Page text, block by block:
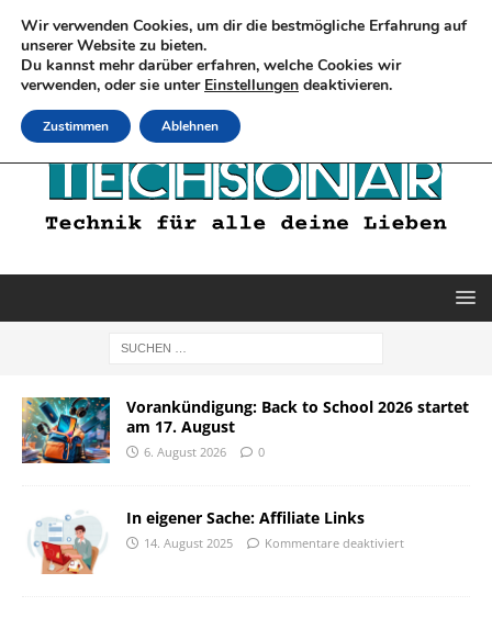
Vorankündigung: Back to School 2026 startet
am 17. August
6. August 2026 0
In eigener Sache: Affiliate Links
14. August 2025 Kommentare deaktiviert
Wir verwenden Cookies, um dir die bestmögliche Erfahrung auf
unserer Website zu bieten.
Du kannst mehr darüber erfahren, welche Cookies wir
verwenden, oder sie unter Einstellungen deaktivieren.
Zustimmen Ablehnen